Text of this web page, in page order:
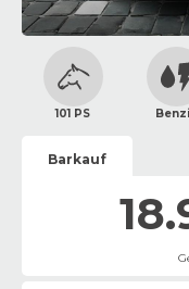
101 PS
Barkauf